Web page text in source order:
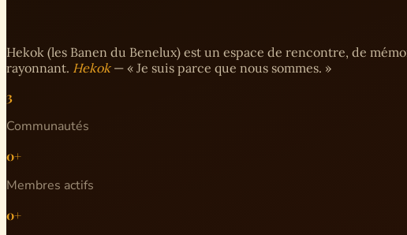
Hekok (les Banen du Benelux) est un espace de rencontre, de
rayonnant. Hekok— « Je suis parce que nous sommes. »
3
Communautés
0+
Membres actifs
0+